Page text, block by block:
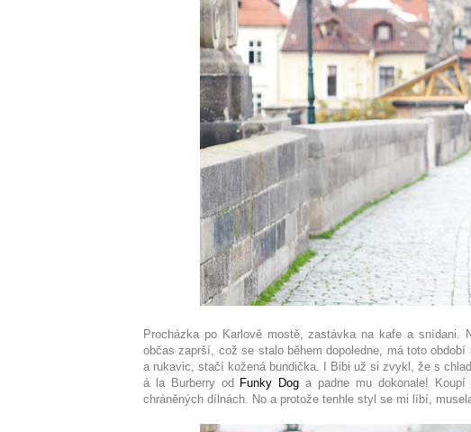
Procházka po Karlově mostě, zastávka na kafe a snídani.
občas zaprší, což se stalo během dopoledne, má toto
a rukavic, stačí kožená bundička. I Bibi už si zvykl, že s
á la Burberry od Funky Dog a padne mu dokonale!
chráněných dílnách. No a protože tenhle styl se mi líbí,